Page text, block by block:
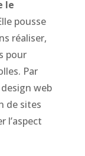
le
pousse
réaliser,
pour
Par
web
de sites
l’aspect